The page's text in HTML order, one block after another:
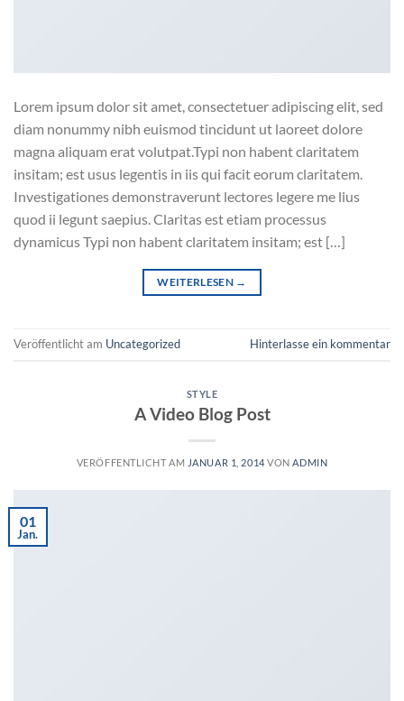
Lorem ipsum dolor sit amet, consectetuer adipiscing elit, sed
diam nonummy nibh euismod tincidunt ut laoreet dolore
magna aliquam erat volutpat.Typi non habent claritatem
insitam; est usus legentis in iis qui facit eorum claritatem.
Investigationes demonstraverunt lectores legere me lius
quod ii legunt saepius. Claritas est etiam processus
dynamicus Typi non habent claritatem insitam; est […]
WEITERLESEN →
Veröffentlicht am Uncategorized Hinterlasse ein kommentar
STYLE
A Video Blog Post
VERÖFFENTLICHT AM JANUAR 1, 2014VONADMIN
01
Jan.